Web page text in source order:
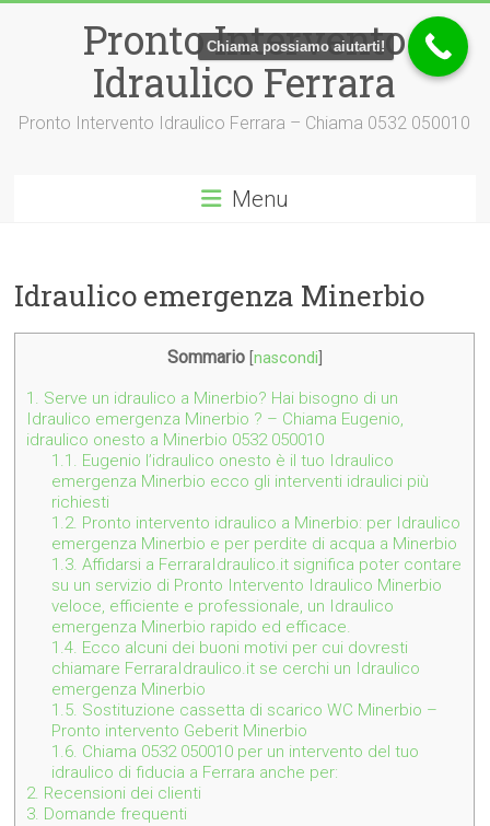
Pronto Intervento
Idraulico Ferrara
Pronto Intervento Idraulico Ferrara – Chiama 0532 050010
Menu
Idraulico emergenza Minerbio
Sommario nascondi
1. Serve un idraulico a Minerbio? Hai bisogno di un
Idraulico emergenza Minerbio ? – Chiama Eugenio,
idraulico onesto a Minerbio 0532 050010
1.1. Eugenio l’idraulico onesto è il tuo Idraulico
emergenza Minerbio ecco gli interventi idraulici più
richiesti
1.2. Pronto intervento idraulico a Minerbio: per Idraulico
emergenza Minerbio e per perdite di acqua a Minerbio
1.3. Affidarsi a FerraraIdraulico.it significa poter contare
su un servizio di Pronto Intervento Idraulico Minerbio
veloce, efficiente e professionale, un Idraulico
emergenza Minerbio rapido ed efficace.
1.4. Ecco alcuni dei buoni motivi per cui dovresti
chiamare FerraraIdraulico.it se cerchi un Idraulico
emergenza Minerbio
1.5. Sostituzione cassetta di scarico WC Minerbio –
Pronto intervento Geberit Minerbio
1.6. Chiama 0532 050010 per un intervento del tuo
idraulico di fiducia a Ferrara anche per:
2. Recensioni dei clienti
3. Domande frequenti
Chiama possiamo aiutarti!